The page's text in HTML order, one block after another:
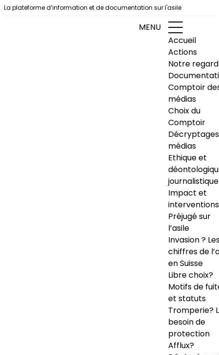
Aller au contenu
La plateforme d’information et de documentation sur l'asile
MENU
Accueil
Actions
Notre regard
Comptoir
médias
Choix du
Comptoir
Décryptages
médias
Ethique et
journalistique
Impact et
interventions
Préjugé sur
l’asile
Invasion ?
chiffres de
en Suisse
Libre choix?
Motifs de
et statuts
Tromperie?
besoin de
protection
Afflux?